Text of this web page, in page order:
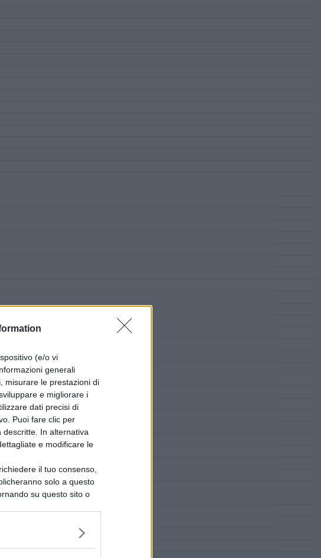
(e/o vi
generali
misurare le prestazioni di
e migliorare i
dati precisi di
Puoi fare clic per
In alternativa
e modificare le
il tuo consenso,
solo a questo
su questo sito o